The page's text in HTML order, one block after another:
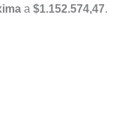
a $1.152.574,47.